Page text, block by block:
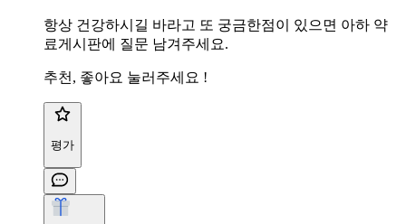
항상 건강하시길 바라고 또 궁금한점이 있으면 아하 약
료게시판에 질문 남겨주세요.
추천, 좋아요 눌러주세요 !
평가